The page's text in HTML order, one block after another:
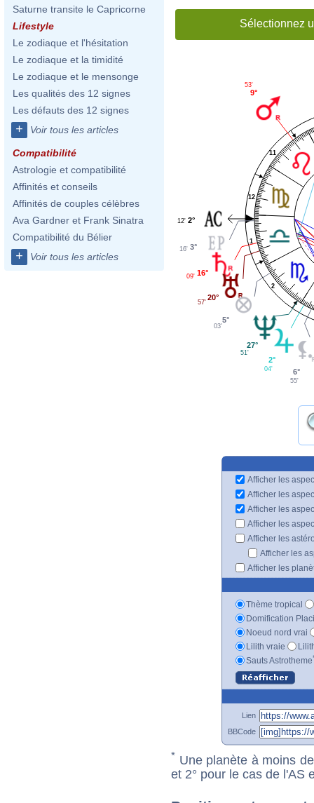
Saturne transite le Capricorne
Lifestyle
Le zodiaque et l'hésitation
Le zodiaque et la timidité
Le zodiaque et le mensonge
Les qualités des 12 signes
Les défauts des 12 signes
+ Voir tous les articles
Compatibilité
Astrologie et compatibilité
Affinités et conseils
Affinités de couples célèbres
Ava Gardner et Frank Sinatra
Compatibilité du Bélier
+ Voir tous les articles
Sélectionnez
1
2
11
12
9°
53'
2°
12'
3°
16'
16°
09'
20°
57'
5°
03'
27°
51'
2°
04' 6°
55'
Afficher les
Afficher les
Afficher les
Afficher les
Afficher les
Afficher les
Afficher les
Thème tropical
Domification
Noeud nord vrai
Lilith vraie
Sauts Astrotheme
Lien
BBCode
* Une planète à moins
et 2° pour le cas de l'AS